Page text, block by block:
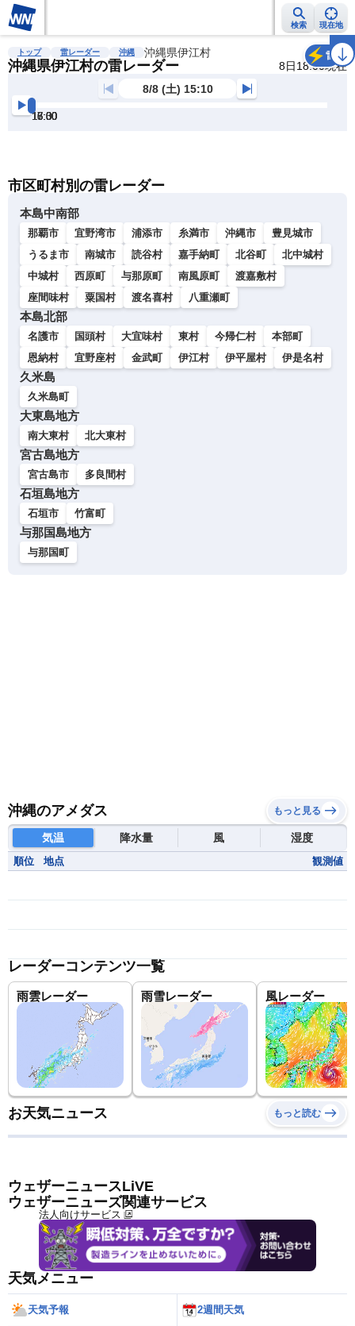
検索 現在地
雨雲レーダー 台風情報 地震情報 警報・注意報 2週間天気 ラ
トップ 雷レーダー 沖縄 沖縄県伊江村
沖縄県伊江村の雷レーダー 8日18:00現在
雷
8/8 (土) 15:10
15:30
16:00
16:30
17:00
17:30
18:00
市区町村別の雷レーダー
本島中南部
那覇市 宜野湾市 浦添市 糸満市 沖縄市
豊見城市
うるま市
南城市 読谷村 嘉手納町 北谷町
北中城村
中城村
西原町 与那原町 南風原町
渡嘉敷村
座間味村
粟国村 渡名喜村 八重瀬町
本島北部
名護市 国頭村 大宜味村 東村 今帰仁村
本部町
恩納村
宜野座村 金武町 伊江村 伊平屋村 伊是名村
久米島
久米島町
大東島地方
南大東村 北大東村
宮古島地方
宮古島市 多良間村
石垣島地方
石垣市 竹富町
与那国島地方
与那国町
沖縄のアメダス もっと見る
気温 降水量 風 湿度
順位 地点 観測値
レーダーコンテンツ一覧
雨雲レーダー 雨雪レーダー 風レーダー
お天気ニュース もっと読む
ウェザーニュースLiVE
ウェザーニューズ関連サービス
法人向けサービス
天気メニュー
天気予報 2週間天気